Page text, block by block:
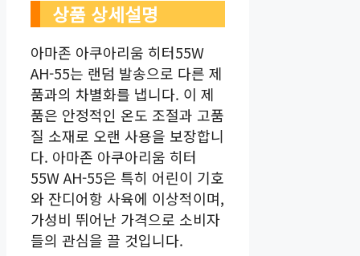
상품 상세설명
아마존 아쿠아리움 히터55W
AH-55는 랜덤 발송으로 다른 제
품과의 차별화를 냅니다. 이 제
품은 안정적인 온도 조절과 고품
질 소재로 오랜 사용을 보장합니
다. 아마존 아쿠아리움 히터
55W AH-55은 특히 어린이 기호
와 잔디어항 사육에 이상적이며,
가성비 뛰어난 가격으로 소비자
들의 관심을 끌 것입니다.